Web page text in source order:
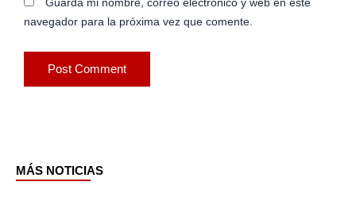
navegador para la próxima vez que comente.
MÁS NOTICIAS